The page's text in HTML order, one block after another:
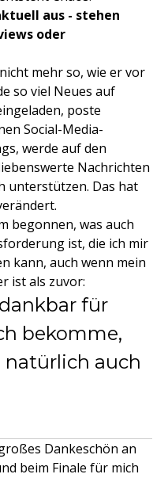
aus - stehen
oder
mehr so, wie er vor
so viel Neues auf
poste
Social-Media-
werde auf den
Nachrichten
unterstützen. Das hat
begonnen, was auch
ist, die ich mir
kann, auch wenn mein
ist als zuvor:
für
bekomme,
auch
Dankeschön an
beim Finale für mich